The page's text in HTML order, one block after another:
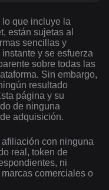
lo que incluye la
están sujetas al
sencillas y
y se esfuerza
sobre todas las
Sin embargo,
resultado
página y su
de ninguna
adquisición.
con ninguna
real, token de
ni
comerciales o